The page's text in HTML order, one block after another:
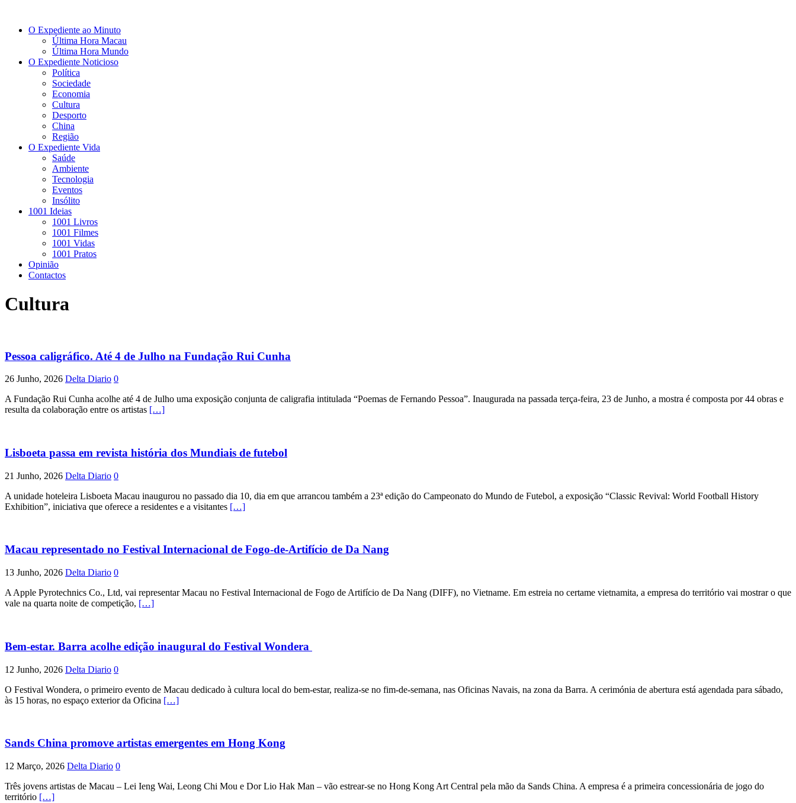
O Expediente ao Minuto
Última Hora Macau
Última Hora Mundo
O Expediente Noticioso
Política
Sociedade
Economia
Cultura
Desporto
China
Região
O Expediente Vida
Saúde
Ambiente
Tecnologia
Eventos
Insólito
1001 Ideias
1001 Livros
1001 Filmes
1001 Vidas
1001 Pratos
Opinião
Contactos
Cultura
Pessoa caligráfico. Até 4 de Julho na Fundação Rui Cunha
26 Junho, 2026 Delta Diario 0
A Fundação Rui Cunha acolhe até 4 de Julho uma exposição conjunta de caligrafia intitulada “Poemas de Fernando Pessoa”. Inaugurada na passada terça-feira, 23 de Junho, a mostra é composta por 44 obras e
resulta da colaboração entre os artistas […]
Lisboeta passa em revista história dos Mundiais de futebol
21 Junho, 2026 Delta Diario 0
A unidade hoteleira Lisboeta Macau inaugurou no passado dia 10, dia em que arrancou também a 23ª edição do Campeonato do Mundo de Futebol, a exposição “Classic Revival: World Football History
Exhibition”, iniciativa que oferece a residentes e a visitantes […]
Macau representado no Festival Internacional de Fogo-de-Artifício de Da Nang
13 Junho, 2026 Delta Diario 0
A Apple Pyrotechnics Co., Ltd, vai representar Macau no Festival Internacional de Fogo de Artifício de Da Nang (DIFF), no Vietname. Em estreia no certame vietnamita, a empresa do território vai mostrar o que
vale na quarta noite de competição, […]
Bem-estar. Barra acolhe edição inaugural do Festival Wondera
12 Junho, 2026 Delta Diario 0
O Festival Wondera, o primeiro evento de Macau dedicado à cultura local do bem-estar, realiza-se no fim-de-semana, nas Oficinas Navais, na zona da Barra. A cerimónia de abertura está agendada para sábado,
às 15 horas, no espaço exterior da Oficina […]
Sands China promove artistas emergentes em Hong Kong
12 Março, 2026 Delta Diario 0
Três jovens artistas de Macau – Lei Ieng Wai, Leong Chi Mou e Dor Lio Hak Man – vão estrear-se no Hong Kong Art Central pela mão da Sands China. A empresa é a primeira concessionária de jogo do
território […]